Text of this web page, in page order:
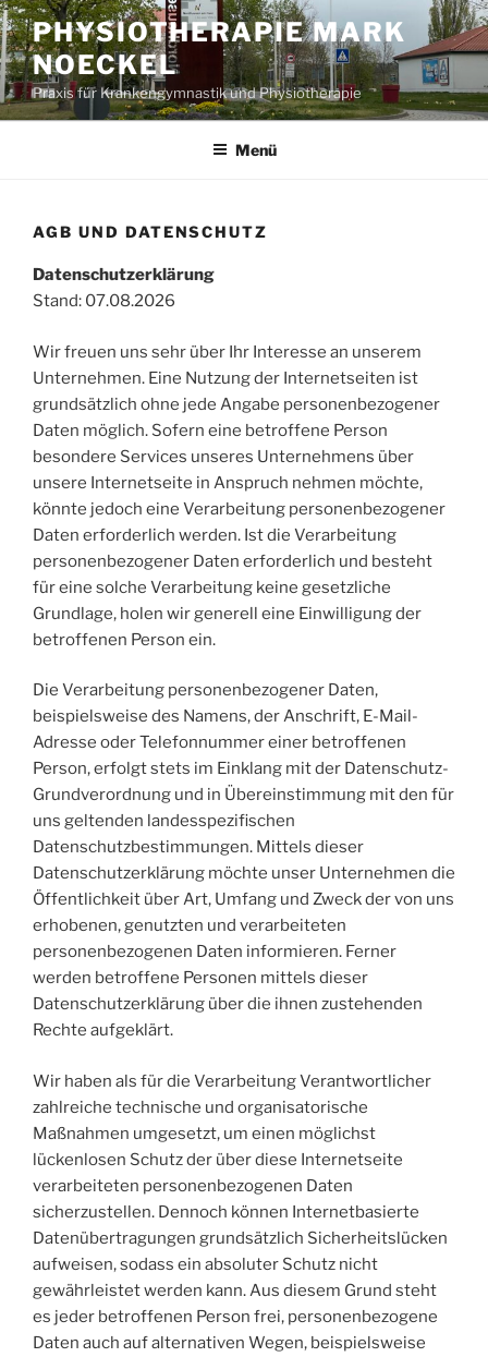
Zum
Inhalt
springen
PHYSIOTHERAPIE MARK
NOECKEL
Praxis für Krankengymnastik und Physiotherapie
Menü
AGB UND DATENSCHUTZ
Datenschutzerklärung
Stand: 07.08.2026
Wir freuen uns sehr über Ihr Interesse an unserem
Unternehmen. Eine Nutzung der Internetseiten ist
grundsätzlich ohne jede Angabe personenbezogener
Daten möglich. Sofern eine betroffene Person
besondere Services unseres Unternehmens über
unsere Internetseite in Anspruch nehmen möchte,
könnte jedoch eine Verarbeitung personenbezogener
Daten erforderlich werden. Ist die Verarbeitung
personenbezogener Daten erforderlich und besteht
für eine solche Verarbeitung keine gesetzliche
Grundlage, holen wir generell eine Einwilligung der
betroffenen Person ein.
Die Verarbeitung personenbezogener Daten,
beispielsweise des Namens, der Anschrift, E-Mail-
Adresse oder Telefonnummer einer betroffenen
Person, erfolgt stets im Einklang mit der Datenschutz-
Grundverordnung und in Übereinstimmung mit den für
uns geltenden landesspezifischen
Datenschutzbestimmungen. Mittels dieser
Datenschutzerklärung möchte unser Unternehmen die
Öffentlichkeit über Art, Umfang und Zweck der von uns
erhobenen, genutzten und verarbeiteten
personenbezogenen Daten informieren. Ferner
werden betroffene Personen mittels dieser
Datenschutzerklärung über die ihnen zustehenden
Rechte aufgeklärt.
Wir haben als für die Verarbeitung Verantwortlicher
zahlreiche technische und organisatorische
Maßnahmen umgesetzt, um einen möglichst
lückenlosen Schutz der über diese Internetseite
verarbeiteten personenbezogenen Daten
sicherzustellen. Dennoch können Internetbasierte
Datenübertragungen grundsätzlich Sicherheitslücken
aufweisen, sodass ein absoluter Schutz nicht
gewährleistet werden kann. Aus diesem Grund steht
es jeder betroffenen Person frei, personenbezogene
Daten auch auf alternativen Wegen, beispielsweise